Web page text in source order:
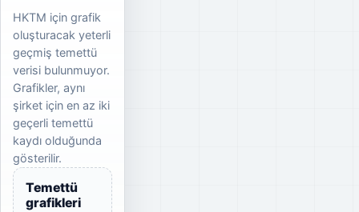
HKTM için grafik
oluşturacak yeterli
geçmiş temettü
verisi bulunmuyor.
Grafikler, aynı
şirket için en az iki
geçerli temettü
kaydı olduğunda
gösterilir.
Temettü
grafikleri